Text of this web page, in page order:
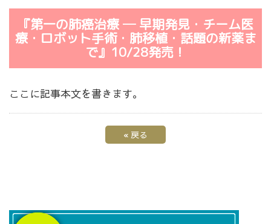
『第一の肺癌治療 ─ 早期発見・チーム医
療・ロボット手術・肺移植・話題の新薬ま
で』10/28発売！
ここに記事本文を書きます。
« 戻る